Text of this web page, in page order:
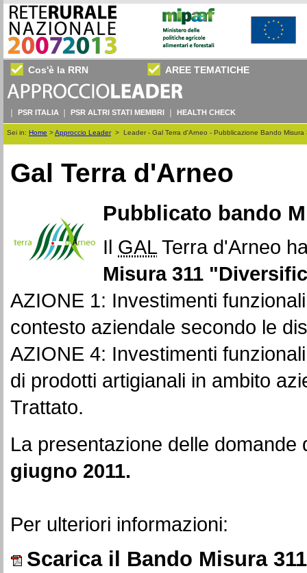
Cos'è la RRN AREE TEMATICHE
PSR ITALIA PSR ALTRI STATI MEMBRI HEALTH CHECK
Sei in: Home >Approccio Leader> Leader - Gal Terra d'Arneo - Pubblicazione Bando Misura
Gal Terra d'Arneo
Pubblicato bando
Il GALTerra d'Arneo
Misura 311
AZIONE 1: Investimenti
contesto aziendale secondo le
AZIONE 4: Investimenti
di prodotti artigianali in ambito
Trattato.
La presentazione delle
giugno 2011.
Per ulteriori informazioni:
Scarica il Bando Misura